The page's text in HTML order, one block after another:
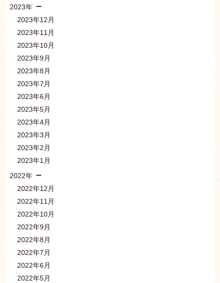
2023年
2023年12月
2023年11月
2023年10月
2023年9月
2023年8月
2023年7月
2023年6月
2023年5月
2023年4月
2023年3月
2023年2月
2023年1月
2022年
2022年12月
2022年11月
2022年10月
2022年9月
2022年8月
2022年7月
2022年6月
2022年5月